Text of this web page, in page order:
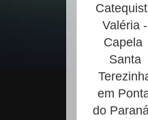
Valéria -
Capela
Santa
em
do